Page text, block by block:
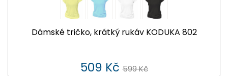
Dámské tričko, krátký rukáv KODUKA 802
509 Kč 599 Kč